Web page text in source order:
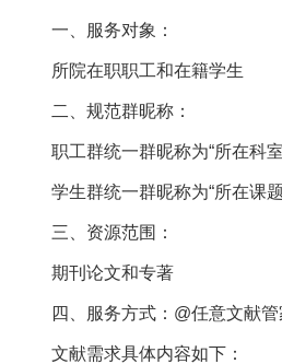
一、服务对象：
所院在职职工和在籍学生
二、规范群昵称：
职工群统一群昵称为“所在科
学生群统一群昵称为“所在课
三、资源范围：
期刊论文和专著
四、服务方式：@任意文献
文献需求具体内容如下：